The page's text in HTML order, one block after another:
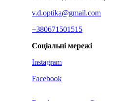
v.d.optika@gmail.com
+380671501515
Соціальні мережі
Instagram
Facebook